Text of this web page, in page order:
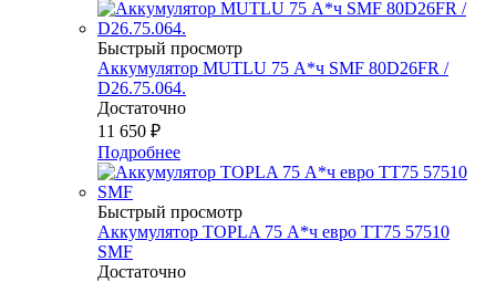
Быстрый просмотр
Аккумулятор MUTLU 75 А*ч SMF 80D26FR /
D26.75.064.
Достаточно
11 650 ₽
Подробнее
Быстрый просмотр
Аккумулятор TOPLA 75 А*ч евро TT75 57510
SMF
Достаточно